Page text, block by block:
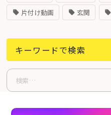
片付け動画
玄関
キーワードで検索